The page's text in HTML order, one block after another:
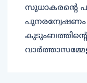
സുധാകരന്‍റെ
പുനരന്വേഷണം